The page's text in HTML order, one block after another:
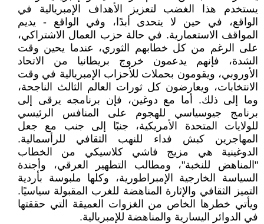
يستخدم هذا الغضب لتعزيز الأهداف الإمبريالية في
الواقع، في حين لا يتحدى أبدًا، وفي الواقع - يديم
المواقف الاستعمارية. في حالة حزب العمال الاشتراكي،
على الرغم من كل خطابهم الثوري، عندما يحين وقت
الشدة، فإنهم يدعمون خروج بريطانيا من الاتحاد
الأوروبي، ويقومون بحملات للأحزاب الإمبريالية في وقت
الانتخابات، ويعارضون كل ثورات العالم الثالث الناجحة،
وما إلى ذلك. أما مع دوغين، فإن برنامجه يرقى إلى
برنامج جيوسياسي للهجوم على المنافس الرئيسي
للولايات المتحدة الأمريكية، جنبًا إلى جنب مع جعل
المهاجرين كبش فداء للنهب الثقافي للرأسمالية.
الدوغينية هي مزيج فاشي كلاسيكي من الخطاب
"المناهض للنخبة"، ومطالب التطهير العرقي، وأجندة
السياسة الخارجية الإمبراطورية، وكلها ملبوسة بأردية
التميز الثقافي والإثارة المناهضة للغرب المقبولة سياسيًا.
ويأتي خطرها الخاص من الغزوات العميقة التي حققتها
في الدوائر اليسارية والمناهضة للإمبريالية.